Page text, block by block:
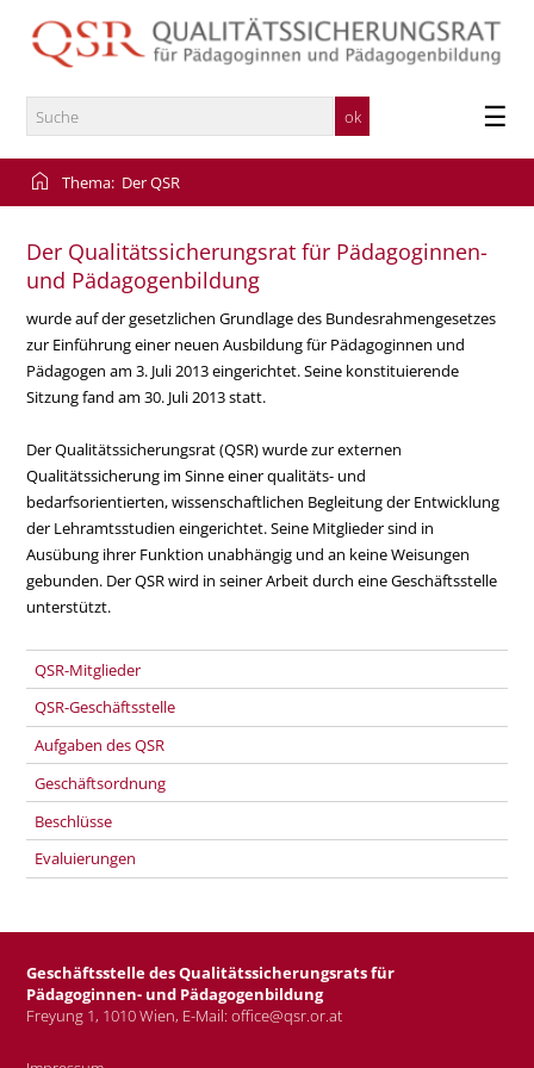
×
Der QSR
Portal Stellungnahmeverfahren NEU
Informationen und Materialien
Kontakt
Presse
☰
home Thema: Der QSR
Der Qualitätssicherungsrat für Pädagoginnen-
und Pädagogenbildung
wurde auf der gesetzlichen Grundlage des Bundesrahmengesetzes
zur Einführung einer neuen Ausbildung für Pädagoginnen und
Pädagogen am 3. Juli 2013 eingerichtet. Seine konstituierende
Sitzung fand am 30. Juli 2013 statt.
Der Qualitätssicherungsrat (QSR) wurde zur externen
Qualitätssicherung im Sinne einer qualitäts- und
bedarfsorientierten, wissenschaftlichen Begleitung der Entwicklung
der Lehramtsstudien eingerichtet. Seine Mitglieder sind in
Ausübung ihrer Funktion unabhängig und an keine Weisungen
gebunden. Der QSR wird in seiner Arbeit durch eine Geschäftsstelle
unterstützt.
QSR-Mitglieder
QSR-Geschäftsstelle
Aufgaben des QSR
Geschäftsordnung
Beschlüsse
Evaluierungen
Geschäftsstelle des Qualitätssicherungsrats für
Pädagoginnen- und Pädagogenbildung
Freyung 1, 1010 Wien, E-Mail:office@qsr.or.at